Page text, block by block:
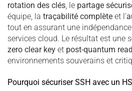
rotation des clés, le partage
équipe, la traçabilité complète et l’
tout en assurant une
services cloud. Le résultat est une
zero clear key et post-quantum
environnements souverains et
Pourquoi sécuriser SSH avec un